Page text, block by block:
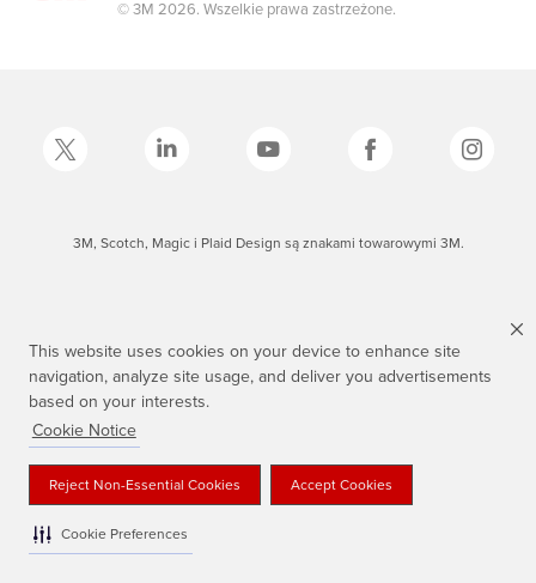
This website uses cookies on your device to enhance site
navigation, analyze site usage, and deliver you advertisements
based on your interests.
Cookie Notice
Reject Non-Essential Cookies Accept Cookies
Cookie Preferences
© 3M 2026. Wszelkie prawa zastrzeżone.
3M, Scotch, Magic i Plaid Design są znakami towarowymi 3M.